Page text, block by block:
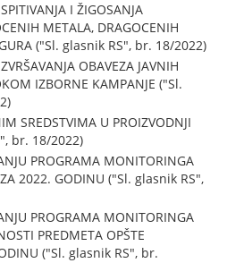
I ŽIGOSANJA
METALA, DRAGOCENIH
("Sl. glasnik RS", br. 18/2022)
OBAVEZA JAVNIH
IZBORNE KAMPANJE ("Sl.
SREDSTVIMA U PROIZVODNJI
br. 18/2022)
PROGRAMA MONITORINGA
2022. GODINU ("Sl. glasnik RS",
PROGRAMA MONITORINGA
PREDMETA OPŠTE
("Sl. glasnik RS", br.